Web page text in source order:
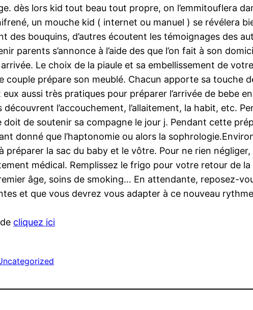
dès lors kid tout beau tout propre, on l’emmitouflera
un mouche kid ( internet ou manuel ) se révélera
des bouquins, d’autres écoutent les témoignages des
parents s’annonce à l’aide des que l’on fait à son
Le choix de la piaule et sa embellissement de
couple prépare son meublé. Chacun apporte sa touche
eux aussi très pratiques pour préparer l’arrivée de bebe
l’accouchement, l’allaitement, la habit, etc.
doit de soutenir sa compagne le jour j. Pendant cette
donné que l’haptonomie ou alors la
préparer la sac du baby et le vôtre. Pour ne rien
médical. Remplissez le frigo pour votre retour de
âge, soins de smoking… En attendante, reposez-
et que vous devrez vous adapter à ce nouveau
cliquez ici